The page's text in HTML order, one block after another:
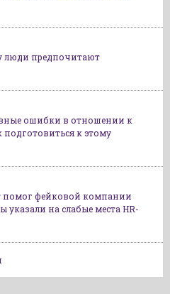
люди предпочитают
ошибки в отношении к
подготовиться к этому
помог фейковой компании
указали на слабые места HR-